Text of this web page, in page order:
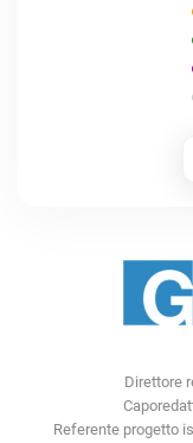
Direttore
Referente progetto